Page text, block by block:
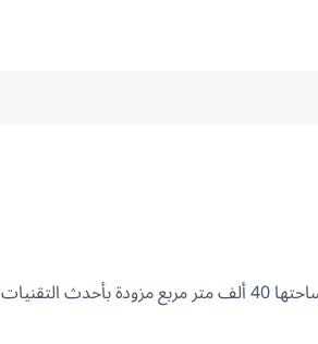
لدعم رؤية سيبكا لتعزيز السلامة العالمية، فقد خصصت منشأة تصنيع تبلغ مساحتها 40 ألف متر مربع مزودة بأحدث التقنيات